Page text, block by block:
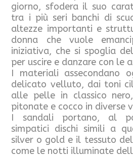
giorno, sfodera il suo
tra i più seri banchi di
altezze importanti e
donna che vuole
iniziativa, che si spoglia
per uscire e danzare con le
I materiali assecondano
delicato velluto, dai toni
alle pelle in classico
pitonate e cocco in diverse
I sandali portano, al
simpatici dischi simili a
silver o gold e il tessuto
come le notti illuminate